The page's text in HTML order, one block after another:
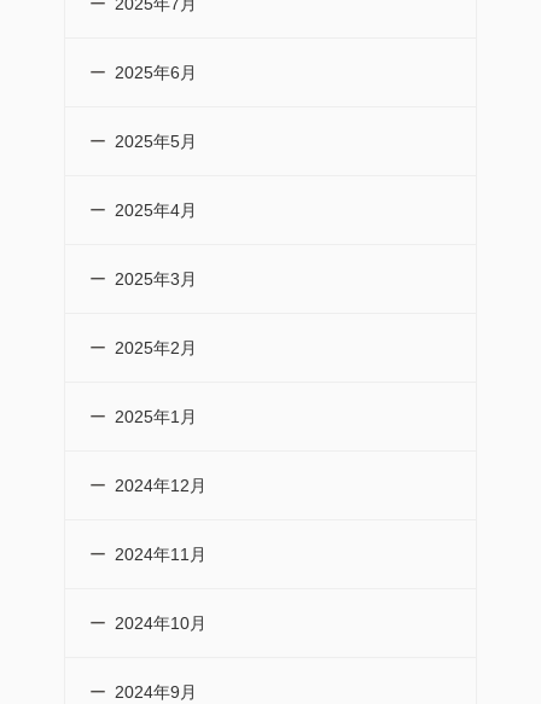
2025年7月
2025年6月
2025年5月
2025年4月
2025年3月
2025年2月
2025年1月
2024年12月
2024年11月
2024年10月
2024年9月